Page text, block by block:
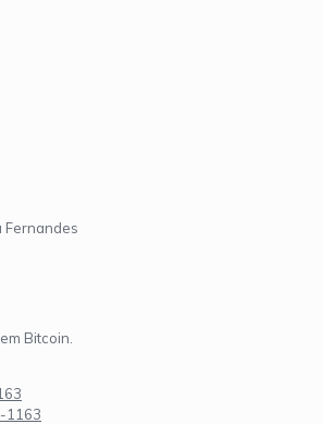
Fernandes
Bitcoin.
1163